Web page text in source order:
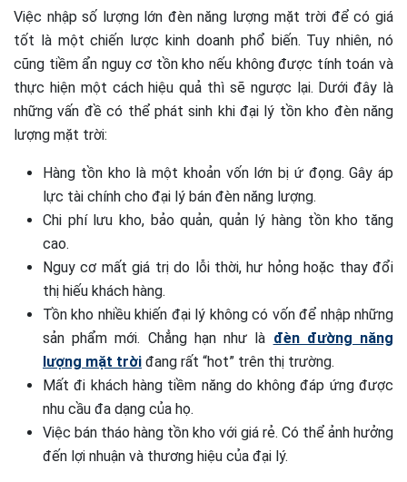
Việc nhập số lượng lớn đèn năng lượng mặt trời để có giá
tốt là một chiến lược kinh doanh phổ biến. Tuy nhiên, nó
cũng tiềm ẩn nguy cơ tồn kho nếu không được tính toán và
thực hiện một cách hiệu quả thì sẽ ngược lại. Dưới đây là
những vấn đề có thể phát sinh khi đại lý tồn kho đèn năng
lượng mặt trời:
Hàng tồn kho là một khoản vốn lớn bị ứ đọng. Gây áp
lực tài chính cho đại lý bán đèn năng lượng.
Chi phí lưu kho, bảo quản, quản lý hàng tồn kho tăng
cao.
Nguy cơ mất giá trị do lỗi thời, hư hỏng hoặc thay đổi
thị hiếu khách hàng.
Tồn kho nhiều khiến đại lý không có vốn để nhập những
sản phẩm mới. Chẳng hạn như là đèn đường năng
lượng mặt trời đang rất “hot” trên thị trường.
Mất đi khách hàng tiềm năng do không đáp ứng được
nhu cầu đa dạng của họ.
Việc bán tháo hàng tồn kho với giá rẻ. Có thể ảnh hưởng
đến lợi nhuận và thương hiệu của đại lý.